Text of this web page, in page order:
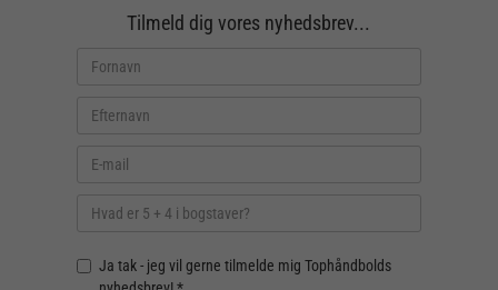
Tilmeld dig vores nyhedsbrev...
Ja tak - jeg vil gerne tilmelde mig Tophåndbolds